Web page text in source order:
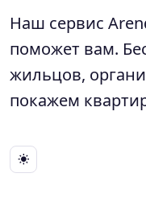
Наш сервис
поможет вам.
жильцов,
покажем